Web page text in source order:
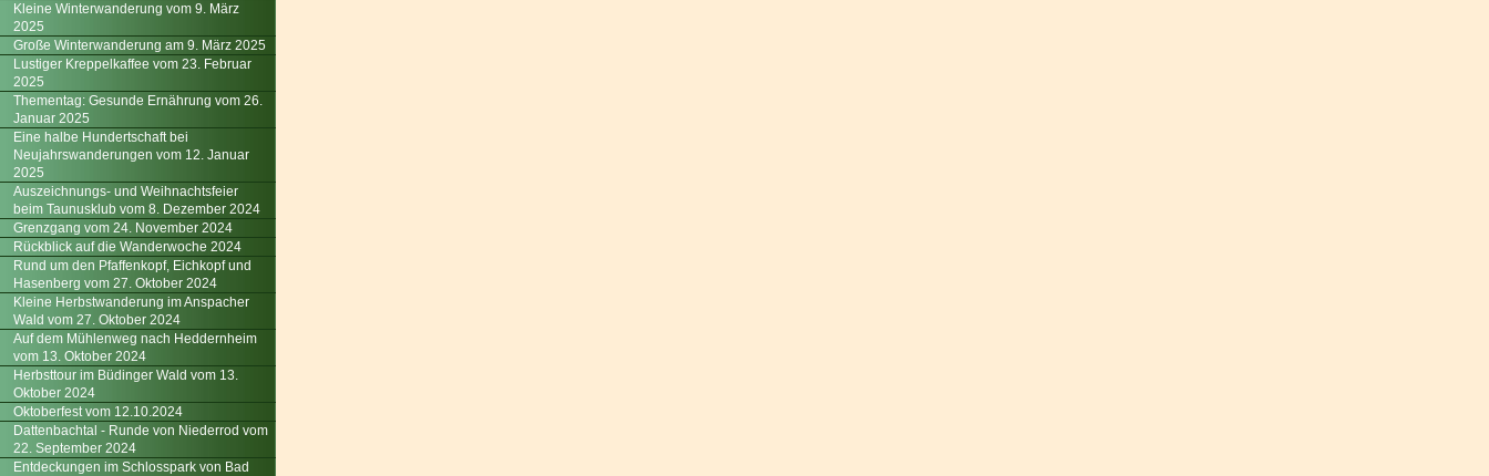
Kleine Winterwanderung vom 9. März
2025
Große Winterwanderung am 9. März 2025
Lustiger Kreppelkaffee vom 23. Februar
2025
Thementag: Gesunde Ernährung vom 26.
Januar 2025
Eine halbe Hundertschaft bei
Neujahrswanderungen vom 12. Januar
2025
Auszeichnungs- und Weihnachtsfeier
beim Taunusklub vom 8. Dezember 2024
Grenzgang vom 24. November 2024
Rückblick auf die Wanderwoche 2024
Rund um den Pfaffenkopf, Eichkopf und
Hasenberg vom 27. Oktober 2024
Kleine Herbstwanderung im Anspacher
Wald vom 27. Oktober 2024
Auf dem Mühlenweg nach Heddernheim
vom 13. Oktober 2024
Herbsttour im Büdinger Wald vom 13.
Oktober 2024
Oktoberfest vom 12.10.2024
Dattenbachtal - Runde von Niederrod vom
22. September 2024
Entdeckungen im Schlosspark von Bad